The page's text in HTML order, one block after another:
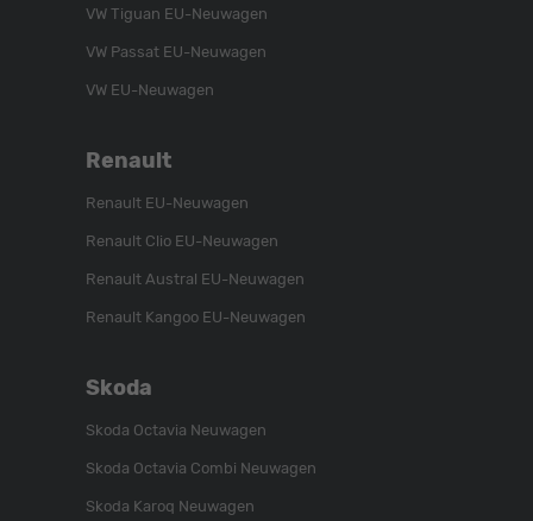
VW Tiguan EU-Neuwagen
VW Passat EU-Neuwagen
VW EU-Neuwagen
Renault
Renault EU-Neuwagen
Renault Clio EU-Neuwagen
Renault Austral EU-Neuwagen
Renault Kangoo EU-Neuwagen
Skoda
Skoda Octavia Neuwagen
Skoda Octavia Combi Neuwagen
Skoda Karoq Neuwagen